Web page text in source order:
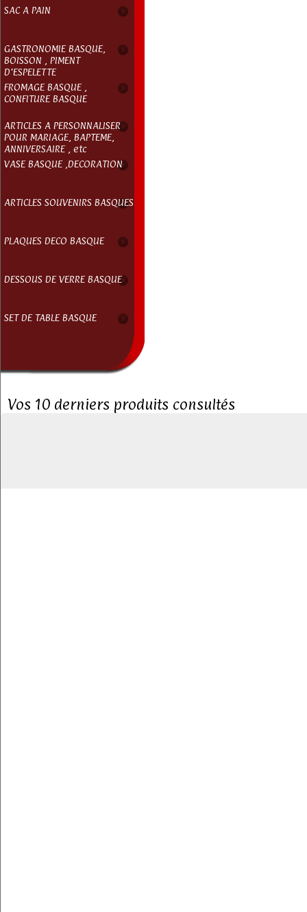
SAC A PAIN
GASTRONOMIE BASQUE,
BOISSON , PIMENT
D'ESPELETTE
FROMAGE BASQUE ,
CONFITURE BASQUE
ARTICLES A PERSONNALISER
POUR MARIAGE, BAPTEME,
ANNIVERSAIRE , etc
VASE BASQUE ,DECORATION
ARTICLES SOUVENIRS BASQUES
PLAQUES DECO BASQUE
DESSOUS DE VERRE BASQUE
SET DE TABLE BASQUE
Vos 10 derniers produits consultés